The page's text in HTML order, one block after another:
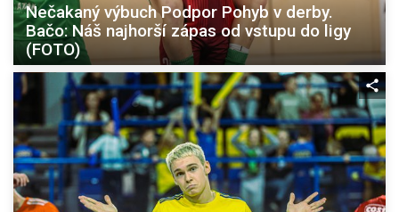
Nečakaný výbuch Podpor Pohyb v derby.
Bačo: Náš najhorší zápas od vstupu do ligy
(FOTO)